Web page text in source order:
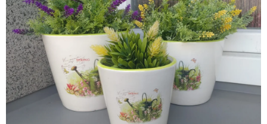
z
5
hvězdiček.